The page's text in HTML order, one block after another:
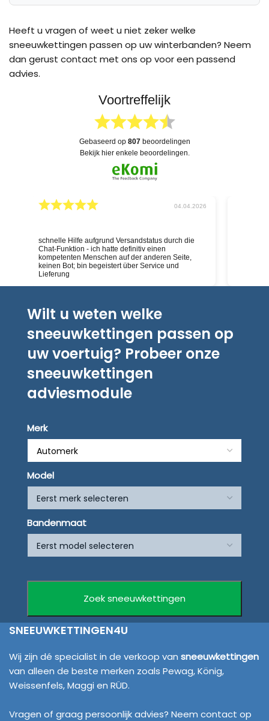
Heeft u vragen of weet u niet zeker welke
sneeuwkettingen passen op uw winterbanden? Neem
dan gerust contact met ons op voor een passend
advies.
Voortreffelijk
gebaseerd op 807beoordelingen
bekijk hier enkele beoordelingen.
04.04.2026
schnelle Hilfe aufgrund Versandstatus durch die
Chat-Funktion - ich hatte definitiv einen
kompetenten Menschen auf der anderen Seite,
keinen Bot; bin begeistert über Service und
Lieferung
Wilt u weten welke
sneeuwkettingen passen op
uw voertuig? Probeer onze
sneeuwkettingen
adviesmodule
Merk
Model
Bandenmaat
SNEEUWKETTINGEN4U
Wij zijn dé specialist in de verkoop van sneeuwkettingen
van alleen de beste merken zoals Pewag, König,
Weissenfels, Maggi en RÜD.
Vragen of graag persoonlijk advies? Neem contact op